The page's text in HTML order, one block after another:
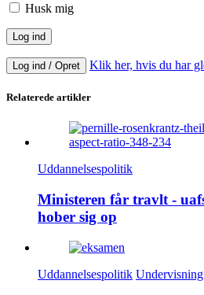
Husk mig
Log ind / Opret Klik her, hvis du har
Relaterede artikler
Uddannelsespolitik
Ministeren får travlt -
hober sig op
Uddannelsespolitik Undervisning